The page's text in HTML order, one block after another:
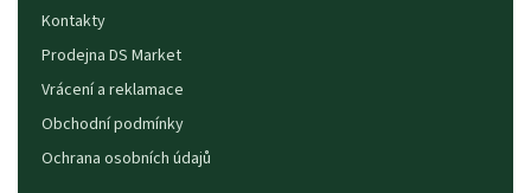
Kontakty
Prodejna DS Market
Vrácení a reklamace
Obchodní podmínky
Ochrana osobních údajů